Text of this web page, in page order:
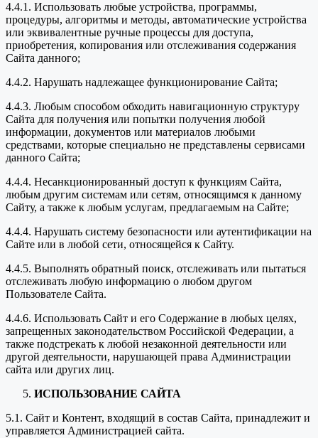
4.4.1. Использовать любые устройства, программы,
процедуры, алгоритмы и методы, автоматические устройства
или эквивалентные ручные процессы для доступа,
приобретения, копирования или отслеживания содержания
Сайта данного;
4.4.2. Нарушать надлежащее функционирование Сайта;
4.4.3. Любым способом обходить навигационную структуру
Сайта для получения или попытки получения любой
информации, документов или материалов любыми
средствами, которые специально не представлены сервисами
данного Сайта;
4.4.4. Несанкционированный доступ к функциям Сайта,
любым другим системам или сетям, относящимся к данному
Сайту, а также к любым услугам, предлагаемым на Сайте;
4.4.4. Нарушать систему безопасности или аутентификации на
Сайте или в любой сети, относящейся к Сайту.
4.4.5. Выполнять обратный поиск, отслеживать или пытаться
отслеживать любую информацию о любом другом
Пользователе Сайта.
4.4.6. Использовать Сайт и его Содержание в любых целях,
запрещенных законодательством Российской Федерации, а
также подстрекать к любой незаконной деятельности или
другой деятельности, нарушающей права Администрации
сайта или других лиц.
ИСПОЛЬЗОВАНИЕ САЙТА
5.1. Сайт и Контент, входящий в состав Сайта, принадлежит и
управляется Администрацией сайта.